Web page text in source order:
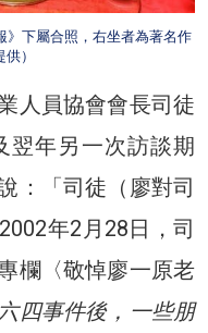
》下屬合照，右坐者為著名作
）
人員協會會長司徒
翌年另一次訪談期
：「司徒（廖對司
年2月28日，司
欄〈敬悼廖一原老
四事件後，一些朋